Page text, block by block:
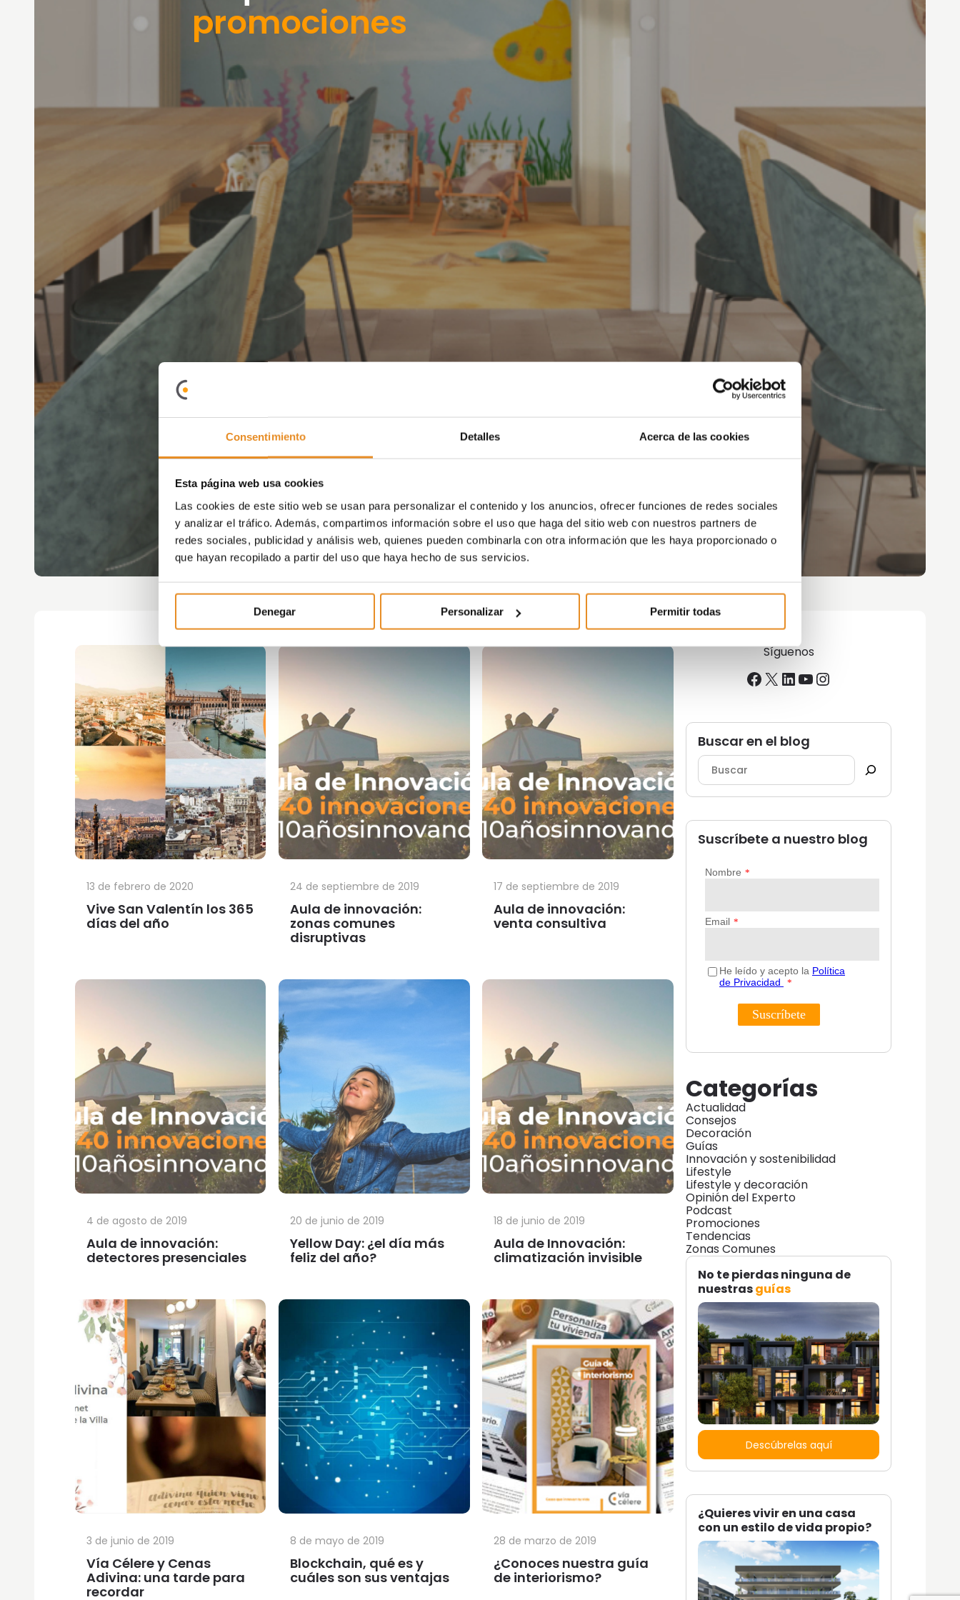
Consentimiento Detalles Acerca de las cookies
Esta página web usa cookies
Las cookies de este sitio web se usan para personalizar el contenido y los anuncios, ofrecer funciones de redes sociales
y analizar el tráfico. Además, compartimos información sobre el uso que haga del sitio web con nuestros partners de
redes sociales, publicidad y análisis web, quienes pueden combinarla con otra información que les haya proporcionado o
que hayan recopilado a partir del uso que haya hecho de sus servicios.
Denegar Personalizar Permitir todas
promociones
Vive San Valentín los 365
días del año
13 de febrero de 2020
Aula de innovación:
zonas comunes
disruptivas
24 de septiembre de 2019
Aula de innovación:
venta consultiva
17 de septiembre de 2019
Aula de innovación:
detectores presenciales
4 de agosto de 2019
Yellow Day: ¿el día más
feliz del año?
20 de junio de 2019
Aula de Innovación:
climatización invisible
18 de junio de 2019
Vía Célere y Cenas
Adivina: una tarde para
recordar
3 de junio de 2019
Blockchain, qué es y
cuáles son sus ventajas
8 de mayo de 2019
¿Conoces nuestra guía
de interiorismo?
28 de marzo de 2019
Síguenos
Facebook
X LinkedIn
YouTube
Instagram
Buscar en el blog
Suscríbete a nuestro blog
Categorías
Actualidad
Consejos
Decoración
Guías
Innovación y sostenibilidad
Lifestyle
Lifestyle y decoración
Opinión del Experto
Podcast
Promociones
Tendencias
Zonas Comunes
No te pierdas ninguna de
nuestrasguías
Descúbrelas aquí
¿Quieres vivir en una casa
con un estilo de vida propio?